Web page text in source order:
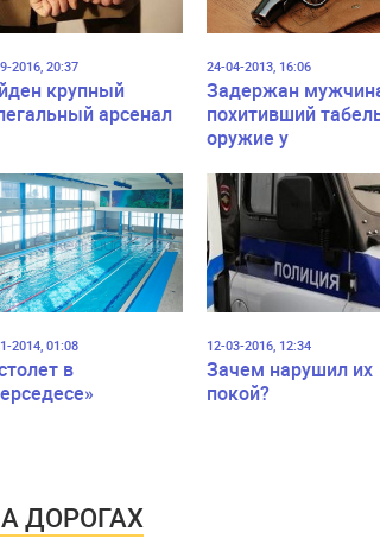
2016, 20:37
крупный
арсенал
24-04-2013, 16:06
Задержан
похитивший
оружие у
2014, 01:08
в
12-03-2016, 12:34
Зачем нарушил их
покой?
ДОРОГАХ